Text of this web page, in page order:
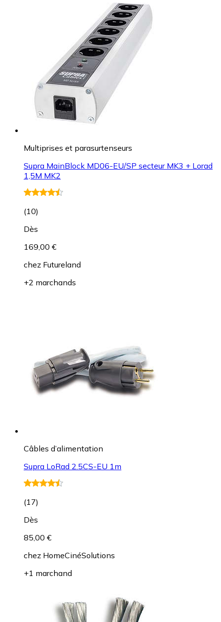
Multiprises et parasurtenseurs
Supra MainBlock MD06-EU/SP secteur MK3 + Lorad
1,5M MK2
(10)
Dès
169,00 €
chez Futureland
+2 marchands
Câbles d’alimentation
Supra LoRad 2.5CS-EU 1m
(17)
Dès
85,00 €
chez HomeCinéSolutions
+1 marchand